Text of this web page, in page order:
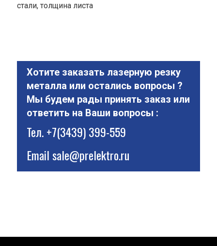
стали, толщина листа
Хотите заказать лазерную резку
металла или остались вопросы ?
Мы будем рады принять заказ или
ответить на Ваши вопросы :
Тел.+7(3439) 399-559
Emailsale@prelektro.ru